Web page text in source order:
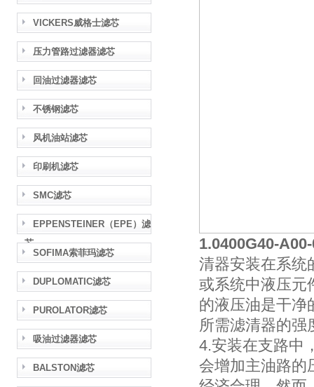
VICKERS威格士滤芯
压力管路过滤器滤芯
回油过滤器滤芯
不锈钢滤芯
风机油站滤芯
印刷机滤芯
SMC滤芯
EPPENSTEINER（EPE）滤
芯
SOFIMA索菲玛滤芯
DUPLOMATIC滤芯
PUROLATOR滤芯
吸油过滤器滤芯
BALSTON滤芯
1.0400G40-
清器安装在系统
或系统中液压元
的液压油是干净
所需滤清器的强
4.安装在支路中
会增加主油路的